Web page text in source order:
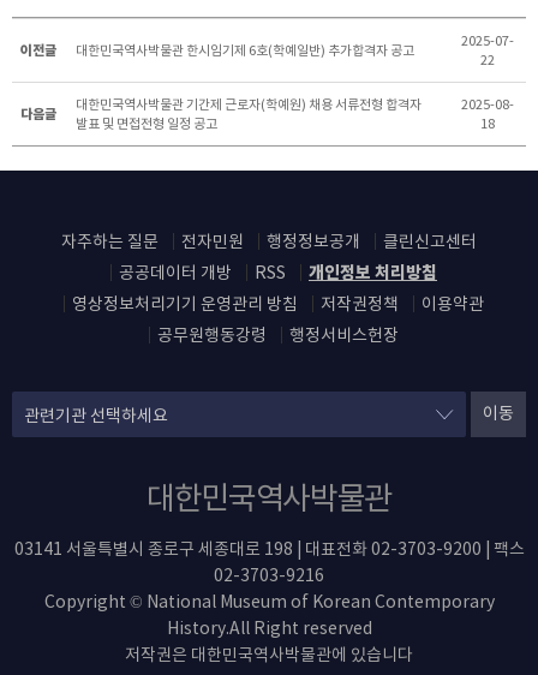
이전글 대한민국역사박물관 한시임기제 6호(학예일반) 추가합격자 공고
2025-07-
22
다음글
대한민국역사박물관 기간제 근로자(학예원) 채용 서류전형 합격자
발표 및 면접전형 일정 공고
2025-08-
18
자주하는 질문 전자민원 행정정보공개
클린신고센터
공공데이터 개방
RSS
개인정보 처리방침
영상정보처리기기 운영관리 방침
저작권정책
이용약관
공무원행동강령
행정서비스헌장
이동
대한민국역사박물관
03141 서울특별시 종로구 세종대로 198 | 대표전화 02-3703-9200 | 팩스
02-3703-9216
Copyright © National Museum of Korean Contemporary
History.All Right reserved
저작권은 대한민국역사박물관에 있습니다